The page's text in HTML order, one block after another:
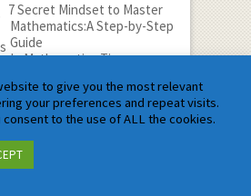
7 Secret Mindset to Master
Mathematics:A Step-by-Step
Guide
In Mathematics Tips
1.मैथेमेटिक्स में महारत हासिल करने
के लिए 7 गुप्त[…]
No Comments
to give you the most relevant
your preferences and repeat visits.
consent to the use of ALL the cookies.